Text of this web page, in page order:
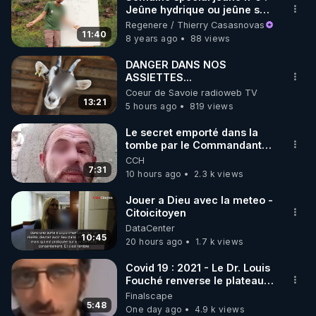
🌱 INSTAGRAM
https://www.instagram.com/rdlr_thierrycasasnovas/
http://rgnr.li/instagram
🌱 LA NEWSLETTER
Pour ne pas rater l’actualité RGNR (stages,
http://rgnr.li/news
🌱 VIDÉOS NON CENSURÉES SUR ODYSEE
Toutes les vidéos Youtube sont aussi sur la
http://rgnr.li/odysee
🌱 LES STAGES EN PRÉSENTIEL
http://rgnr.li/stages
11:40
Jeûne hydrique ou jeûne sec
?
Regenere / Thierry Casasnovas
8 years ago
88 views
13:21
DANGER DANS NOS
ASSIETTES...
Coeur de Savoie radioweb TV
5 hours ago
819 views
7:31
Le secret emporté dans la
tombe par le Commandant
Cousteau le 25 juin 1997
CCH
10 hours ago
2.3 k views
10:45
Jouer a Dieu avec la meteo -
Citoicitoyen
DataCenter
20 hours ago
1.7 k views
5:48
Covid 19 : 2021 - Le Dr. Louis
Fouché renverse le plateau
de CNews !
Finalscape
One day ago
4.9 k views